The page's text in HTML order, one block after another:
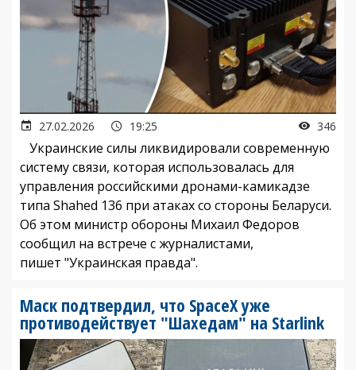
27.02.2026 19:25 346
Украинские силы ликвидировали современную
систему связи, которая использовалась для
управления российскими дронами-камикадзе
типа Shahed 136 при атаках со стороны Беларуси.
Об этом министр обороны Михаил Федоров
сообщил на встрече с журналистами,
пишет "Украинская правда".
Маск подтвердил, что SpaceX уже
противодействует "Шахедам" на Starlink